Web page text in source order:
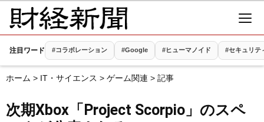
注目ワード #コラボレーション #Google #ヒューマノイド #セキュリテ
ホーム > IT・サイエンス > ゲーム関連 > 記事
次期Xbox「Project Scorpio」のスペ